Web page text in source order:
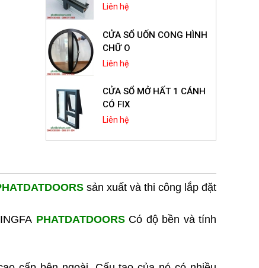
Liên hệ
CỬA SỔ UỐN CONG HÌNH
CHỮ O
Liên hệ
CỬA SỔ MỞ HẤT 1 CÁNH
CÓ FIX
Liên hệ
Liên hệ
| Mở Rộng Không Gian –
sản xuất và thi công lắp đặt
PHATDATDOORSCó độ bền và tính